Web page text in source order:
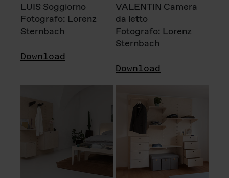
LUIS Soggiorno
Fotografo: Lorenz
Sternbach
Download
VALENTIN Camera
da letto
Fotografo: Lorenz
Sternbach
Download